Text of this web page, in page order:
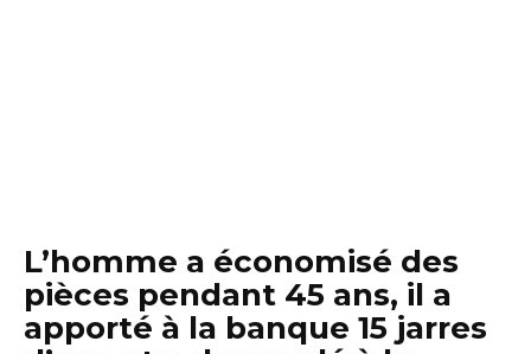
L’homme a économisé des
pièces pendant 45 ans, il a
apporté à la banque 15 jarres